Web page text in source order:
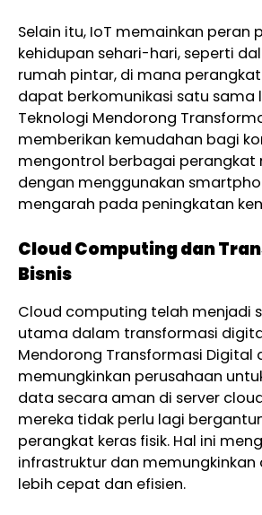
Selain itu, IoT memainkan peran
kehidupan sehari-hari, seperti
rumah pintar, di mana
dapat berkomunikasi satu sama
Teknologi Mendorong
memberikan kemudahan bagi
mengontrol berbagai perangkat
dengan menggunakan
mengarah pada peningkatan
Cloud Computing dan
Bisnis
Cloud computing telah menjadi
utama dalam transformasi
Mendorong Transformasi Digital
memungkinkan perusahaan
data secara aman di server
mereka tidak perlu lagi
perangkat keras fisik. Hal ini
infrastruktur dan memungkinkan
lebih cepat dan efisien.